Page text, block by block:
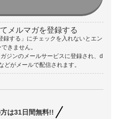
メルマガを登録する
録する」にチェックを入れないとエン
できません。
ジンのメールサービスに登録され、d
どがメールで配信されます。
は31日間無料!!